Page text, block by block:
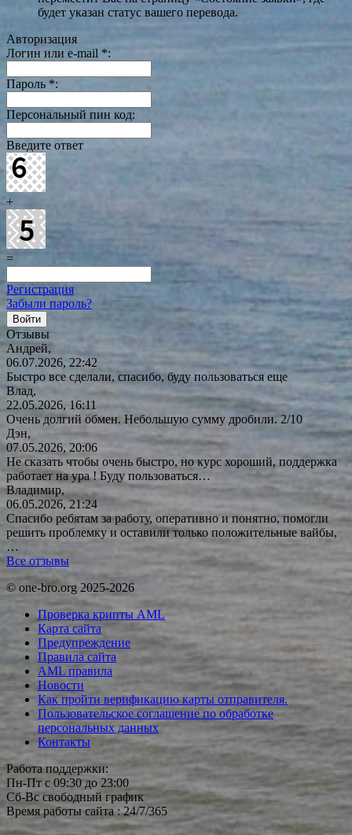
будет указан статус вашего перевода.
Авторизация
Логин или e-mail *:
Пароль *:
Персональный пин код:
Введите ответ
+
=
Регистрация
Забыли пароль?
Отзывы
Андрей,
06.07.2026, 22:42
Быстро все сделали, спасибо, буду пользоваться еще
Влад,
22.05.2026, 16:11
Очень долгий обмен. Небольшую сумму дробили. 2/10
Дэн,
07.05.2026, 20:06
Не сказать чтобы очень быстро, но курс хороший, поддержка
работает на ура ! Буду пользоваться…
Владимир,
06.05.2026, 21:24
Спасибо ребятам за работу, оперативно и понятно, помогли
решить проблемку и оставили только положительные вайбы,
…
Все отзывы
© one-bro.org 2025-2026
Проверка крипты AML
Карта сайта
Предупреждение
Правила сайта
AML правила
Новости
Как пройти верификацию карты отправителя.
Пользовательское соглашение по обработке
персональных данных
Контакты
Работа поддержки:
Пн-Пт с 09:30 до 23:00
Сб-Вс свободный график
Время работы сайта : 24/7/365